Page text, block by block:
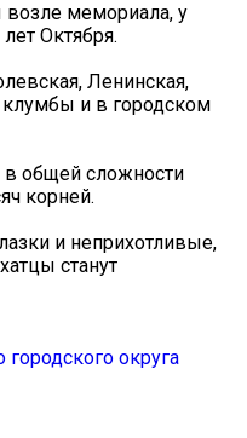
мемориала, у
Октября.
Ленинская,
и в городском
в общей сложности
корней.
и неприхотливые,
станут
округа